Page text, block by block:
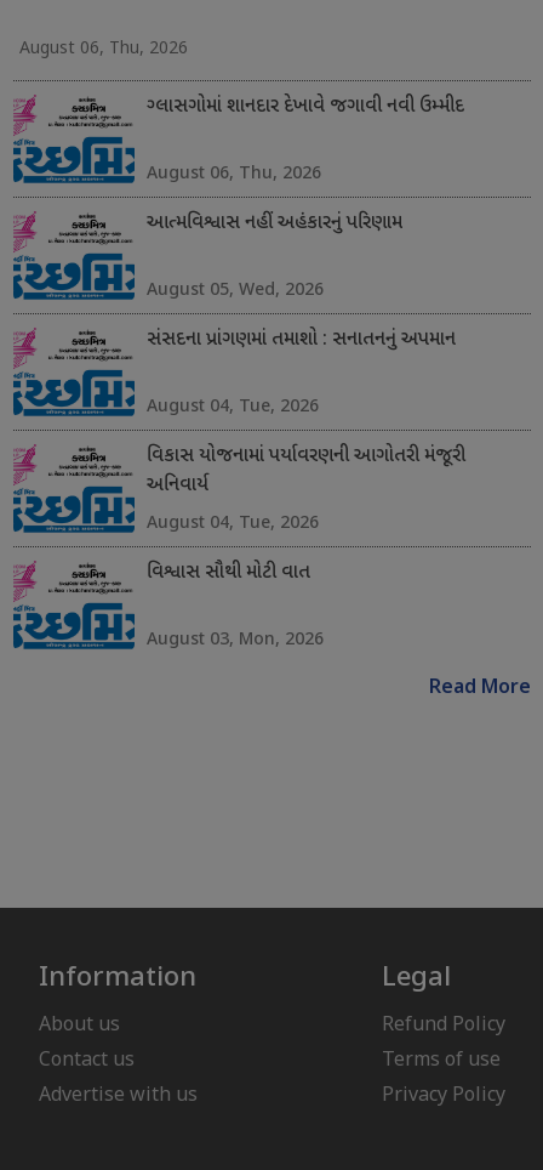
August 06, Thu, 2026
ગ્લાસગોમાં શાનદાર દેખાવે જગાવી નવી ઉમ્મીદ
August 06, Thu, 2026
આત્મવિશ્વાસ નહીં અહંકારનું પરિણામ
August 05, Wed, 2026
સંસદના પ્રાંગણમાં તમાશો : સનાતનનું અપમાન
August 04, Tue, 2026
વિકાસ યોજનામાં પર્યાવરણની આગોતરી મંજૂરી
અનિવાર્ય
August 04, Tue, 2026
વિશ્વાસ સૌથી મોટી વાત
August 03, Mon, 2026
Read More
Information
About us
Contact us
Advertise with us
Legal
Refund Policy
Terms of use
Privacy Policy